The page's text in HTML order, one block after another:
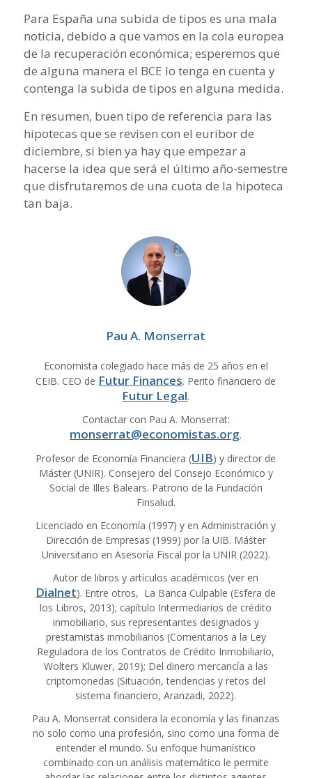
Para España una subida de tipos es una mala
noticia, debido a que vamos en la cola europea
de la recuperación económica; esperemos que
de alguna manera el BCE lo tenga en cuenta y
contenga la subida de tipos en alguna medida.
En resumen, buen tipo de referencia para las
hipotecas que se revisen con el euribor de
diciembre, si bien ya hay que empezar a
hacerse la idea que será el último año-semestre
que disfrutaremos de una cuota de la hipoteca
tan baja.
Pau A. Monserrat
Economista colegiado hace más de 25 años en el
CEIB. CEO de Futur Finances. Perito financiero de
Futur Legal.
Contactar con Pau A. Monserrat:
monserrat@economistas.org.
Profesor de Economía Financiera (UIB) y director de
Máster (UNIR). Consejero del Consejo Económico y
Social de Illes Balears. Patrono de la Fundación
Finsalud.
Licenciado en Economía (1997) y en Administración y
Dirección de Empresas (1999) por la UIB. Máster
Universitario en Asesoría Fiscal por la UNIR (2022).
Autor de libros y artículos académicos (ver en
Dialnet). Entre otros, La Banca Culpable (Esfera de
los Libros, 2013); capítulo Intermediarios de crédito
inmobiliario, sus representantes designados y
prestamistas inmobiliarios (Comentarios a la Ley
Reguladora de los Contratos de Crédito Inmobiliario,
Wolters Kluwer, 2019); Del dinero mercancía a las
criptomonedas (Situación, tendencias y retos del
sistema financiero, Aranzadi, 2022).
Pau A. Monserrat considera la economía y las finanzas
no solo como una profesión, sino como una forma de
entender el mundo. Su enfoque humanístico
combinado con un análisis matemático le permite